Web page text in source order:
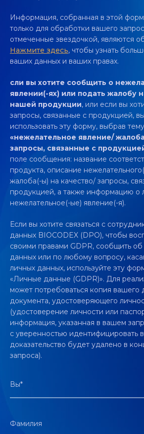
Информация, собранная в этой
только для обработки вашего
отмеченные звездочкой, являются
Нажмите здесь, чтобы узнать
ваших данных и ваших правах.
сли вы хотите сообщить о
явлении(-ях) или подать жалобу
нашей продукции, или если вы
запросы, связанные с продукцией,
использовать эту форму, выбрав тему
«нежелательное явление/
запросы, связанные с
поле сообщения: название
продукта, описание
жалоба(-ы) на качество/ запросы,
продукцией, а также информацию о
нежелательное(-ые) явление(-я).
Если вы хотите связаться с
данных BIOCODEX (DPO), чтобы
своими правами GDPR, сообщить об
данных или по любому вопросу,
личных данных, используйте эту
«Личные данные (GDPR)». Для
может потребоваться копия вашего
документа, удостоверяющего
(удостоверение личности или
информация, указанная в вашем
с уверенностью идентифицировать
доказательство будет удалено в
запроса).
Вы*
Фамилия